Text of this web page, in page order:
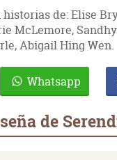
historias de: Elise
McLemore,
Abigail Hing Wen.
Whatsapp
de